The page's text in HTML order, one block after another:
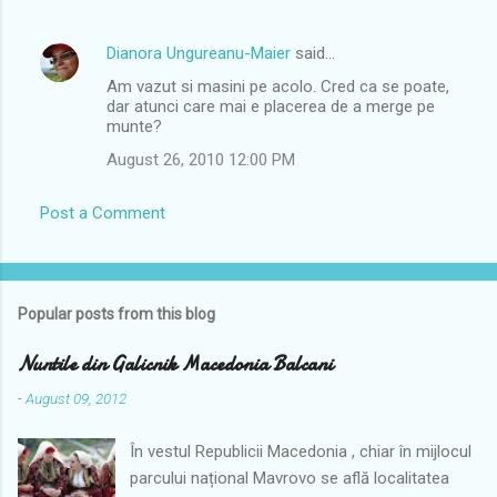
Dianora Ungureanu-Maier said…
Am vazut si masini pe acolo. Cred ca se poate,
dar atunci care mai e placerea de a merge pe
munte?
August 26, 2010 12:00 PM
Post a Comment
Popular posts from this blog
Nuntile din Galicnik Macedonia Balcani
-August 09, 2012
În vestul Republicii Macedonia , chiar în mijlocul
parcului național Mavrovo se află localitatea